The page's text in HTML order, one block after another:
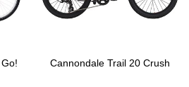
Cannondale Trail 20 Crush